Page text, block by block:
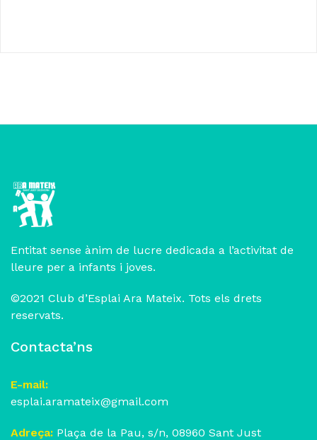
Entitat sense ànim de lucre dedicada a l’activitat de
lleure per a infants i joves.
©2021 Club d’Esplai Ara Mateix. Tots els drets
reservats.
Contacta’ns
E-mail:
esplai.aramateix@gmail.com
Adreça: Plaça de la Pau, s/n, 08960 Sant Just